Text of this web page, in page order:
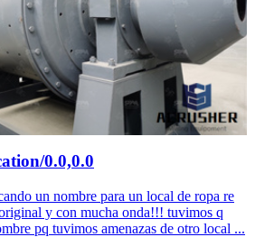
0.0,0.0
un nombre para un local de ropa re
y con mucha onda!!! tuvimos q
pq tuvimos amenazas de otro local ...